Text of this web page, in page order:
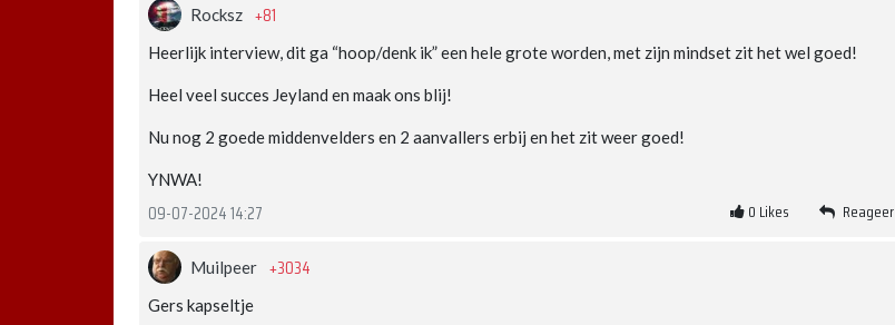
Rocksz +81
Heerlijk interview, dit ga “hoop/denk ik” een hele grote worden, met zijn mindset zit het wel goed!
Heel veel succes Jeyland en maak ons blij!
Nu nog 2 goede middenvelders en 2 aanvallers erbij en het zit weer goed!
YNWA!
09-07-2024 14:27 0 Likes Reageer
Muilpeer +3034
Gers kapseltje